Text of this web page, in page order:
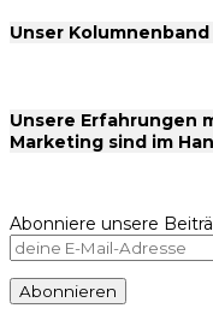
Unser
Unsere Erfahrungen
Marketing sind im
Abonniere unsere